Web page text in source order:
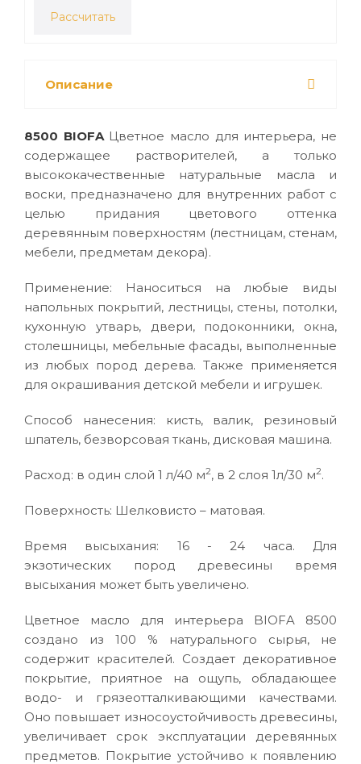
Рассчитать
Описание
8500 BIOFAЦветное масло для интерьера, не
содержащее растворителей, а только
высококачественные натуральные масла и
воски, предназначено для внутренних работ с
целью придания цветового оттенка
деревянным поверхностям (лестницам, стенам,
мебели, предметам декора).
Применение: Наноситься на любые виды
напольных покрытий, лестницы, стены, потолки,
кухонную утварь, двери, подоконники, окна,
столешницы, мебельные фасады, выполненные
из любых пород дерева. Также применяется
для окрашивания детской мебели и игрушек.
Способ нанесения: кисть, валик, резиновый
шпатель, безворсовая ткань, дисковая машина.
Расход: в один слой 1 л/40 м2, в 2 слоя 1л/30 м2.
Поверхность: Шелковисто – матовая.
Время высыхания: 16 - 24 часа. Для
экзотических пород древесины время
высыхания может быть увеличено.
Цветное масло для интерьера BIOFA 8500
создано из 100 % натурального сырья, не
содержит красителей. Создает декоративное
покрытие, приятное на ощупь, обладающее
водо- и грязеотталкивающими качествами.
Оно повышает износоустойчивость древесины,
увеличивает срок эксплуатации деревянных
предметов. Покрытие устойчиво к появлению